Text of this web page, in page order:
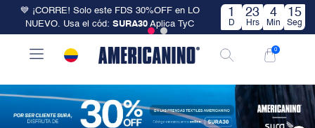
💙 ¡CORRE! Solo este FDS 30%OFF en LO
NUEVO. Usa el cód: SURA30 Aplica TyC
1
D
23
Hrs
4
Min
15
Seg
0